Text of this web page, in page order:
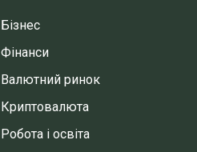
Бізнес
Фінанси
Валютний ринок
Криптовалюта
Робота і освіта